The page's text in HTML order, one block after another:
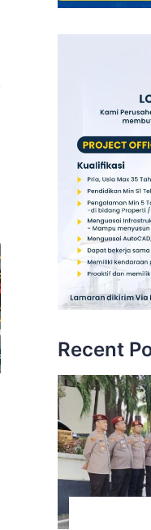
Recent